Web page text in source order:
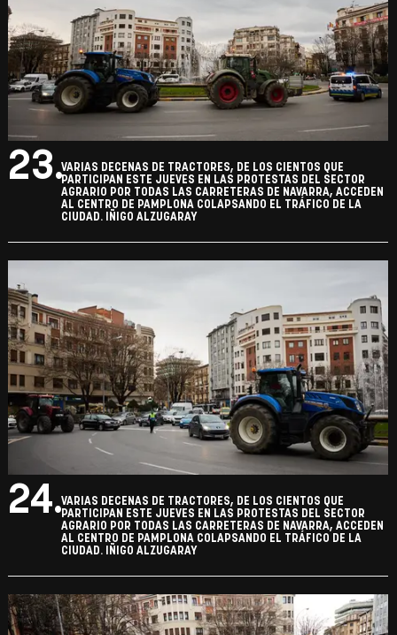
23.VARIAS DECENAS DE TRACTORES, DE LOS CIENTOS QUE
PARTICIPAN ESTE JUEVES EN LAS PROTESTAS DEL SECTOR
AGRARIO POR TODAS LAS CARRETERAS DE NAVARRA, ACCEDEN
AL CENTRO DE PAMPLONA COLAPSANDO EL TRÁFICO DE LA
CIUDAD. IÑIGO ALZUGARAY
24.VARIAS DECENAS DE TRACTORES, DE LOS CIENTOS QUE
PARTICIPAN ESTE JUEVES EN LAS PROTESTAS DEL SECTOR
AGRARIO POR TODAS LAS CARRETERAS DE NAVARRA, ACCEDEN
AL CENTRO DE PAMPLONA COLAPSANDO EL TRÁFICO DE LA
CIUDAD. IÑIGO ALZUGARAY